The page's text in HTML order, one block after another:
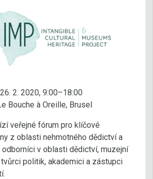
26. 2. 2020, 9:00–18:00
Bouche à Oreille, Brusel
veřejné fórum pro klíčové
z oblasti nehmotného dědictví a
odborníci v oblasti dědictví, muzejní
politik, akademici a zástupci